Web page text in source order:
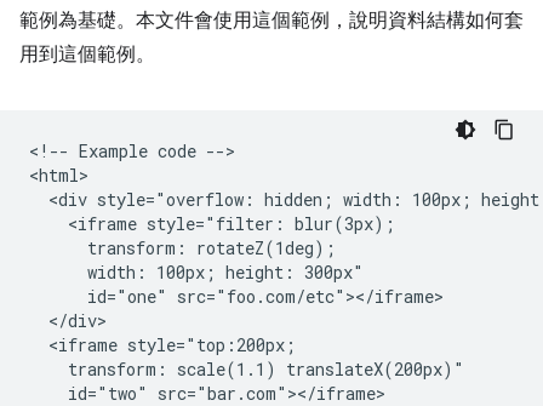
範例為基礎。本文件會使用這個範例，說明資料結構如何套
用到這個範例。
<!-- Example code -->
<html>
<div style="overflow: hidden; width: 100px;
    <iframe style="filter: blur(3px);
      transform: rotateZ(1deg);
      width: 100px; height: 300px"
      id="one" src="foo.com/etc"></iframe>
  </div>
  <iframe style="top:200px;
    transform: scale(1.1) translateX(200px)"
    id="two" src="bar.com"></iframe>